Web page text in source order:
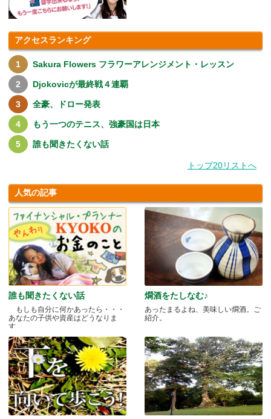
アクセスランキング
Sakura Flowers フラワーアレンジメント・レッスン
Djokovicが最終戦４連覇
全豪、ドロー発表
もう一つのテニス、強豪国は日本
誰も聞きたくない話
トップ20リストへ
人気の記事
誰も聞きたくない話
もしも自分に何かあったら・・・
あなたの子供や資産はどうなりま
す.....
燗酒をたしなむ♪
あったまるよね、美味しい燗酒。ご
紹介。